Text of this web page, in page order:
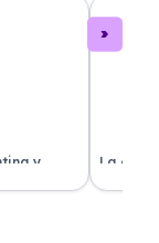
y
y sin
La